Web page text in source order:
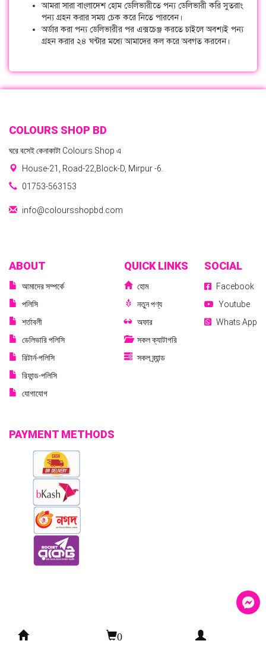
আমরা সারা বাংলাদেশ হোম ডেলিভারীতে পন্য ডেলিভারী করি সুতরাং
পন্য গ্রহন করার সময় চেক করে নিতে পারবেন।
অর্ডার করা পন্য ডেলিভারীর পর এক্সচেঞ্জ করতে চাইলে অবশ্যই পন্য
গ্রহন করার ২৪ ঘন্টার মধ্যে আমাদের কল করে অবগত করবেন।
COLOURS SHOP BD
ঘরে বসেই কেনাকাটা Colours Shop এ
House-21, Road-22,Block-D, Mirpur -6.
01753-563153
info@coloursshopbd.com
ABOUT
আমাদের সম্পর্কে
পলিসি
শর্তাবলী
ডেলিভারি পলিসি
রিটার্ন-পলিসি
রিফান্ড-পলিসি
যোগাযোগ
QUICK LINKS
হোম
নতুন পণ্য
অফার
সকল ক্যাটাগরি
সকল ব্র্যান্ড
SOCIAL
Facebook
Youtube
Whats App
PAYMENT METHODS
0